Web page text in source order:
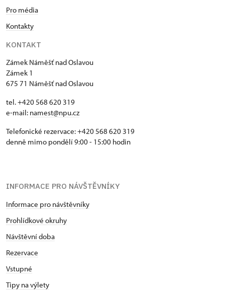
Pro média
Kontakty
KONTAKT
Zámek Náměšť nad Oslavou
Zámek 1
675 71 Náměšť nad Oslavou
tel. +420 568 620 319
e-mail: namest@npu.cz
Telefonické rezervace: +420 568 620 319
denně mimo pondělí 9:00 - 15:00 hodin
INFORMACE PRO NÁVŠTĚVNÍKY
Informace pro návštěvníky
Prohlídkové okruhy
Návštěvní doba
Rezervace
Vstupné
Tipy na výlety